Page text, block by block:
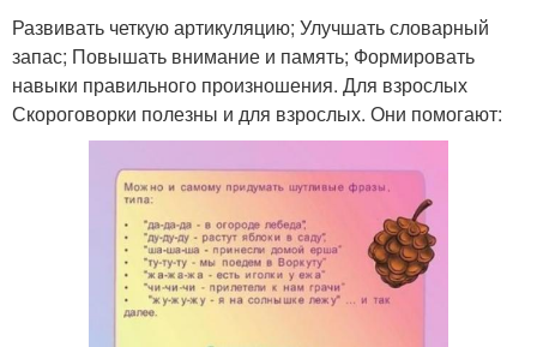
Развивать четкую артикуляцию; Улучшать словарный
запас; Повышать внимание и память; Формировать
навыки правильного произношения. Для взрослых
Скороговорки полезны и для взрослых. Они помогают: